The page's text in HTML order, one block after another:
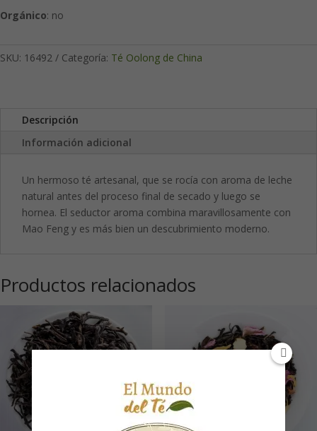
Orgánico: no
SKU: 16492 Categoría: Té Oolong de China
Descripción
Información adicional
Un hermoso té artesanal, que se rocía con aroma de leche
natural antes del proceso final de secado y luego se
hornea. El seductor aroma combina maravillosamente con
Mao Feng y es más bien un descubrimiento moderno.
Productos relacionados